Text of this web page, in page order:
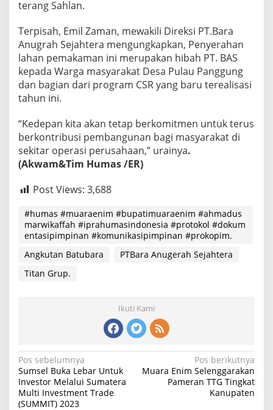
terang Sahlan.
Terpisah, Emil Zaman, mewakili Direksi PT.Bara
Anugrah Sejahtera mengungkapkan, Penyerahan
lahan pemakaman ini merupakan hibah PT. BAS
kepada Warga masyarakat Desa Pulau Panggung
dan bagian dari program CSR yang baru terealisasi
tahun ini.
“Kedepan kita akan tetap berkomitmen untuk terus
berkontribusi pembangunan bagi masyarakat di
sekitar operasi perusahaan,” urainya.
(Akwam&Tim Humas /ER)
Post Views: 3,688
#humas #muaraenim #bupatimuaraenim #ahmadus
marwikaffah #iprahumasindonesia #protokol #dokum
entasipimpinan #komunikasipimpinan #prokopim.
Angkutan Batubara
PTBara Anugerah Sejahtera
Titan Grup.
Ikuti Kami
Navigasi
pos
Pos sebelumnya
Sumsel Buka Lebar Untuk
Investor Melalui Sumatera
Multi Investment Trade
(SUMMIT) 2023
Pos berikutnya
Muara Enim Selenggarakan
Pameran TTG Tingkat
Kanupaten